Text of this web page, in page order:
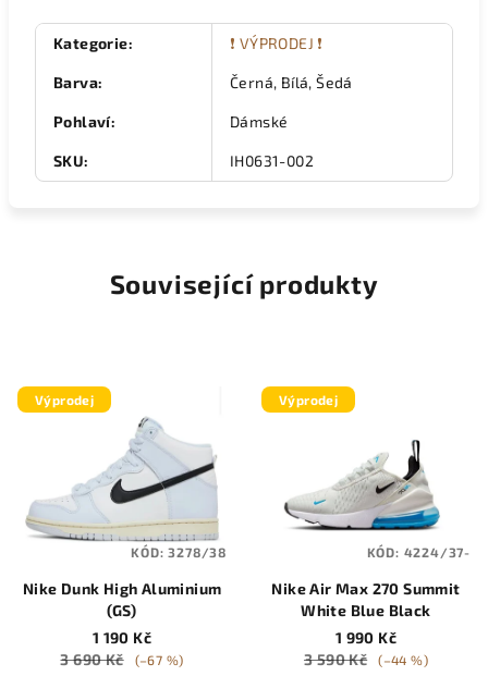
Kategorie: ❗ VÝPRODEJ ❗
Barva: Černá, Bílá, Šedá
Pohlaví: Dámské
SKU: IH0631-002
Související produkty
Výprodej
Nike Dunk High Aluminium
(GS)
1 190 Kč
3 690 Kč
(–67 %)
KÓD:3278/38
Výprodej
Nike Air Max 270 Summit
White Blue Black
1 990 Kč
3 590 Kč
(–44 %)
KÓD: 4224/37-